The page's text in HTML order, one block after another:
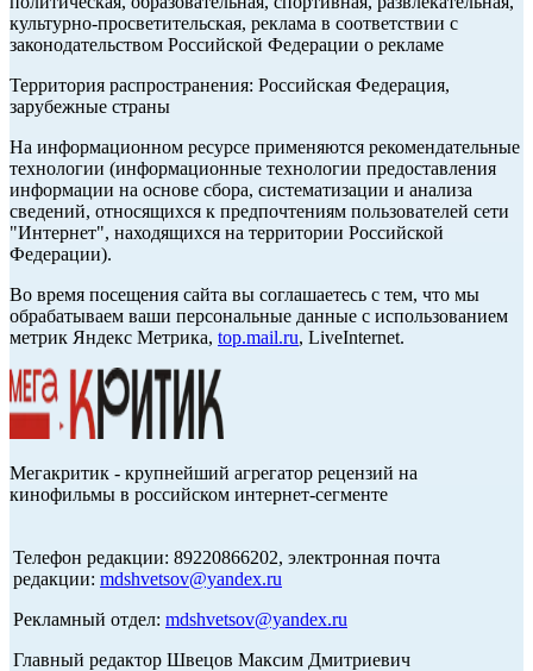
культурно-просветительская, реклама в соответствии с
законодательством Российской Федерации о рекламе
Территория распространения: Российская Федерация,
зарубежные страны
На информационном ресурсе применяются рекомендательные
технологии (информационные технологии предоставления
информации на основе сбора, систематизации и анализа
сведений, относящихся к предпочтениям пользователей сети
"Интернет", находящихся на территории Российской
Федерации).
Во время посещения сайта вы соглашаетесь с тем, что мы
обрабатываем ваши персональные данные с использованием
метрик Яндекс Метрика, top.mail.ru, LiveInternet.
Мегакритик - крупнейший агрегатор рецензий на
кинофильмы в российском интернет-сегменте
Телефон редакции: 89220866202, электронная почта
редакции: mdshvetsov@yandex.ru
Рекламный отдел: mdshvetsov@yandex.ru
Главный редактор Швецов Максим Дмитриевич